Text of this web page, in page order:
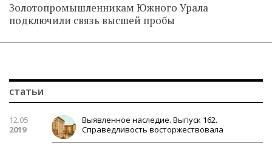
Золотопромышленникам Южного Урала
подключили связь высшей пробы
статьи
12.05
2019
Выявленное наследие. Выпуск 162.
Справедливость восторжествовала